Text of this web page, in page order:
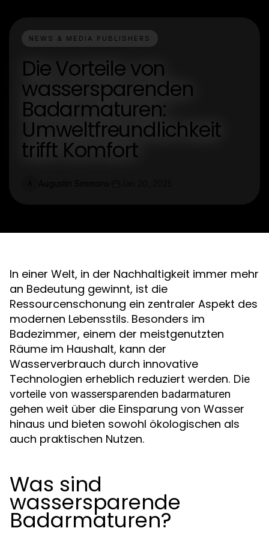
NEWS & MEDIA PUBLISHERS
Die Vorteile von
wassersparenden
Badarmaturen:
Umweltfreundlichkeit
trifft Komfort
In einer Welt, in der Nachhaltigkeit immer mehr
an Bedeutung gewinnt, ist die
Ressourcenschonung ein zentraler Aspekt des
modernen Lebensstils. Besonders im
Badezimmer, einem der meistgenutzten
Räume im Haushalt, kann der
Wasserverbrauch durch innovative
Technologien erheblich reduziert werden. Die
vorteile von wassersparenden badarmaturen
gehen weit über die Einsparung von Wasser
hinaus und bieten sowohl ökologischen als
auch praktischen Nutzen.
Was sind
wassersparende
Badarmaturen?